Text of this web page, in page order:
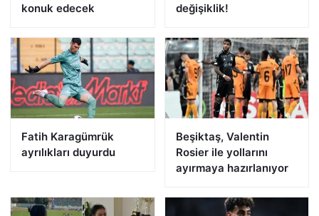
konuk edecek
değişiklik!
Fatih Karagümrük
ayrılıkları duyurdu
Beşiktaş, Valentin
Rosier ile yollarını
ayırmaya hazırlanıyor